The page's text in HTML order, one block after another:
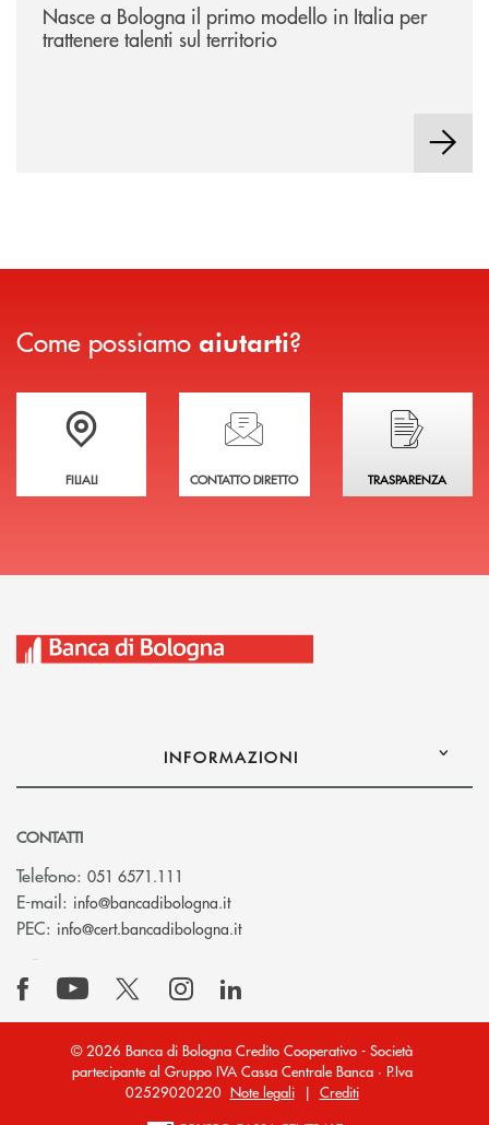
Nasce a Bologna il primo modello in Italia per
trattenere talenti sul territorio
Come possiamo aiutarti?
Trova la filiale più vicina a te
FILIALI
Hai bisogno di assistenza immediata?
CONTATTO DIRETTO
Hai bisogno di
TRASPARENZA
INFORMAZIONI
CONTATTI
Telefono: 051 6571.111
E-mail: info@bancadibologna.it(si apre l’app di posta elettronica)
PEC: info@cert.bancadibologna.it(si apre l’app di posta
© 2026 Banca di Bologna Credito Cooperativo - Società
partecipante al Gruppo IVA Cassa Centrale Banca · P.Iva
02529020220 Note legali| Crediti